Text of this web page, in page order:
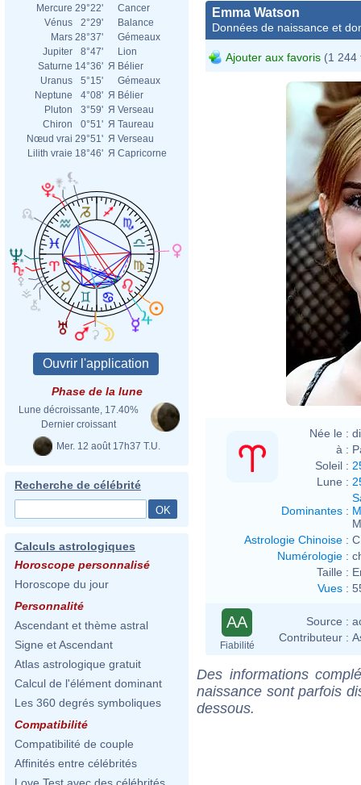
Mercure 29°22'
Cancer
Vénus
2°29'
Balance
Mars 28°37'
Gémeaux
Jupiter
8°47'
Lion
Saturne 14°36' Я Bélier
Uranus
5°15'
Gémeaux
Neptune
4°08' Я Bélier
Pluton
3°59' Я Verseau
Chiron
0°51' Я Taureau
Nœud vrai 29°51' Я Verseau
Lilith vraie 18°46' Я Capricorne
Phase de la lune
Lune décroissante, 17.40%
Dernier croissant
Mer. 12 août 17h37 T.U.
Recherche de célébrité
Calculs astrologiques
Horoscope personnalisé
Horoscope du jour
Personnalité
Ascendant et thème astral
Signe et Ascendant
Atlas astrologique gratuit
Calcul de l'élément dominant
Les 360 degrés symboliques
Compatibilité
Compatibilité de couple
Affinités entre célébrités
Emma Watson
Données de naissance et
Ajouter aux favoris (1 244
Née le :
à :
Soleil :
Lune :
Dominantes :
Astrologie Chinoise :
Numérologie :
Taille :
Vues :
AA
Fiabilité
Source :
Contributeur :
Des informations
naissance sont parfois
dessous.